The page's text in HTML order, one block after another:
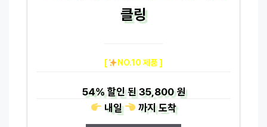
클링
[ NO.10 제품 ]
54%할인 된35,800 원
내일
까지도착